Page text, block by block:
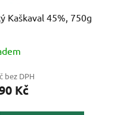
Kaškaval 45%, 750g
bez DPH
Kč